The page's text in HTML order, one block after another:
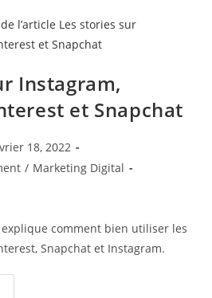
Instagram,
et Snapchat
:
18, 2022
/ Marketing Digital
comment bien utiliser les
Snapchat et Instagram.